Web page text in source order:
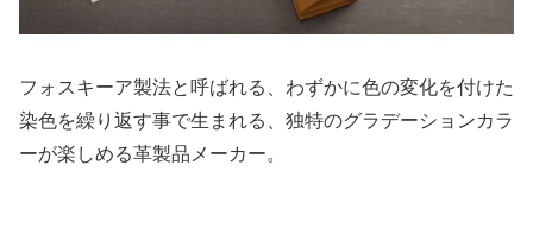
フォスキーア製法と呼ばれる、わずかに色の変化を付けた
染色を繰り返す事で生まれる、独特のグラデーションカラ
ーが楽しめる革製品メーカー。